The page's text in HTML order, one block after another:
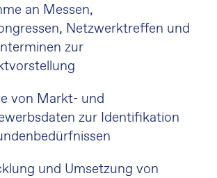
an Messen,
Netzwerktreffen und
zur
von Markt- und
zur Identifikation
und Umsetzung von